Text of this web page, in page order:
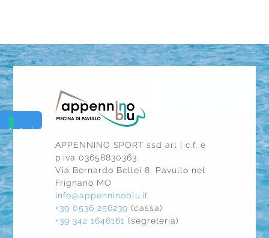
APPENNINO SPORT ssd arl | c.f. e
p.iva 03658830363
Via Bernardo Bellei 8, Pavullo nel
Frignano MO
info@appenninoblu.it
+39 0536 256239 (cassa)
+39 342 1646161 (segreteria)